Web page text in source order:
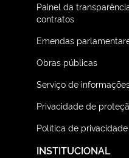
Painel da
contratos
Emendas
Obras públicas
Serviço de
Privacidade de
Política de privacidade
INSTITUCIONAL